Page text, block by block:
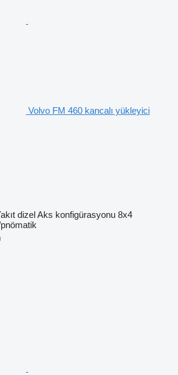
Volvo FM 460 kancalı yükleyici
dizelAks konfigürasyonu 8x4